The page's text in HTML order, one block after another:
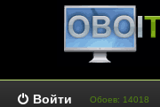
Войти Обоев: 14018